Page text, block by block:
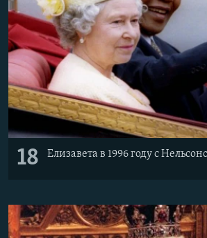
18 Елизавета в 1996 году с